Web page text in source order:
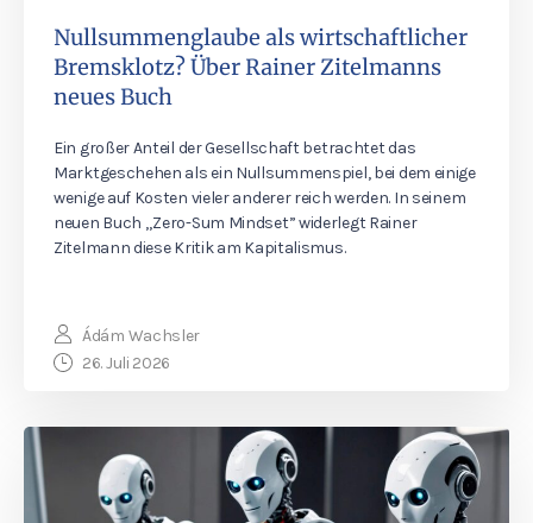
Nullsummenglaube als wirtschaftlicher
Bremsklotz? Über Rainer Zitelmanns
neues Buch
Ein großer Anteil der Gesellschaft betrachtet das
Marktgeschehen als ein Nullsummenspiel, bei dem einige
wenige auf Kosten vieler anderer reich werden. In seinem
neuen Buch „Zero-Sum Mindset” widerlegt Rainer
Zitelmann diese Kritik am Kapitalismus.
Ádám Wachsler
26. Juli 2026